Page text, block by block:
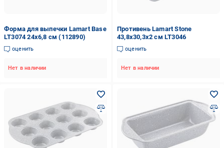
Форма для выпечки Lamart Base
LT3074 24х6,8 см (112890)
оценить
Нет в наличии
Противень Lamart Stone
43,8x30,3x2 см LT3046
оценить
Нет в наличии